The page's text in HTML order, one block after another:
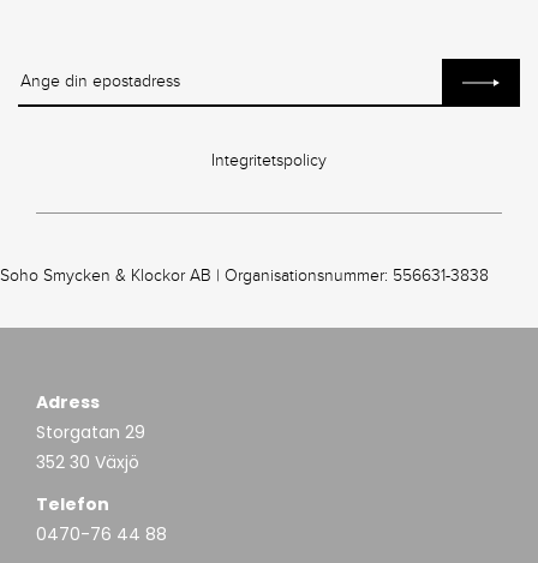
Integritetspolicy
Soho Smycken & Klockor AB | Organisationsnummer: 556631-3838
Adress
Storgatan 29
352 30 Växjö
Telefon
0470-76 44 88